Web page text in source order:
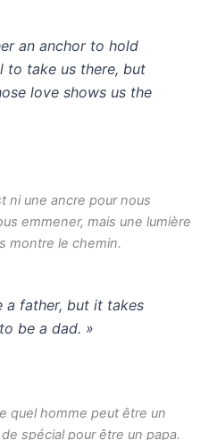
an anchor to hold
to take us there, but
love shows us the
ni une ancre pour nous
emmener, mais une lumière
montre le chemin.
a father, but it takes
be a dad. »
quel homme peut être un
spécial pour être un papa.